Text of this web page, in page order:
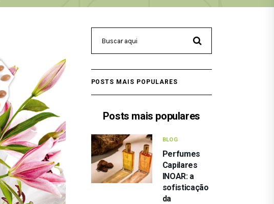
POSTS MAIS POPULARES
Posts mais populares
BLOG
Perfumes
Capilares
INOAR: a
sofisticação
da